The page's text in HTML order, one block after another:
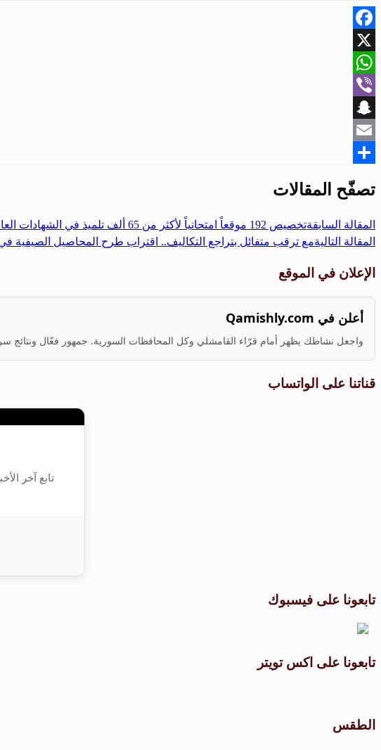
Facebook
X
WhatsApp
Viber
Snapchat
Email
تصفّح المقالات
المقالة السابقةتخصيص 192 موقعاً امتحانياً لأكثر من 65 ألف تلميذ في الشهادات العامة بتعليم دمشق
المقالة التاليةمع ترقب متفائل بتراجع التكاليف.. اقتراب طرح المحاصيل الصيفية
الإعلان في الموقع
أعلن في Qamishly.com
واجعل نشاطك يظهر أمام قرّاء القامشلي وكل المحافظات السورية. جمهور فعّال ونتائج
قناتنا على الواتساب
تابع آخر
تابعونا على فيسبوك
تابعونا على اكس تويتر
الطقس